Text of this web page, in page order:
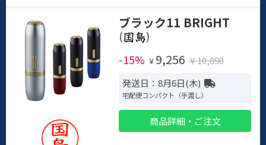
ブラック11 BRIGHT
(
)
-15% ￥ 9,256 ￥10,890
発送日：8月6日(木)
宅配便コンパクト（手渡し）
商品詳細・ご注文